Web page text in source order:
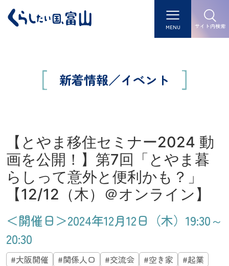
MENU サイト内検索
新着情報／イベント
【とやま移住セミナー2024 動
画を公開！】第7回「とやま暮
らしって意外と便利かも？」
【12/12（木）＠オンライン】
＜開催日＞2024年12月12日（木）19:30～
20:30
#大阪開催 #関係人口 #交流会 #空き家
#起業